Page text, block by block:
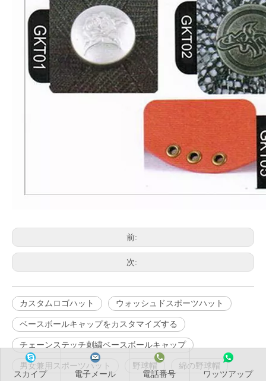
前:
次:
カスタムロゴハット ウォッシュドスポーツハット
ベースボールキャップをカスタマイズする
チェーンステッチ刺繍ベースボールキャップ
男女兼用スポーツハット 野球帽
綿の野球帽
スカイプ
電子メール 電話番号 ワッツアップ